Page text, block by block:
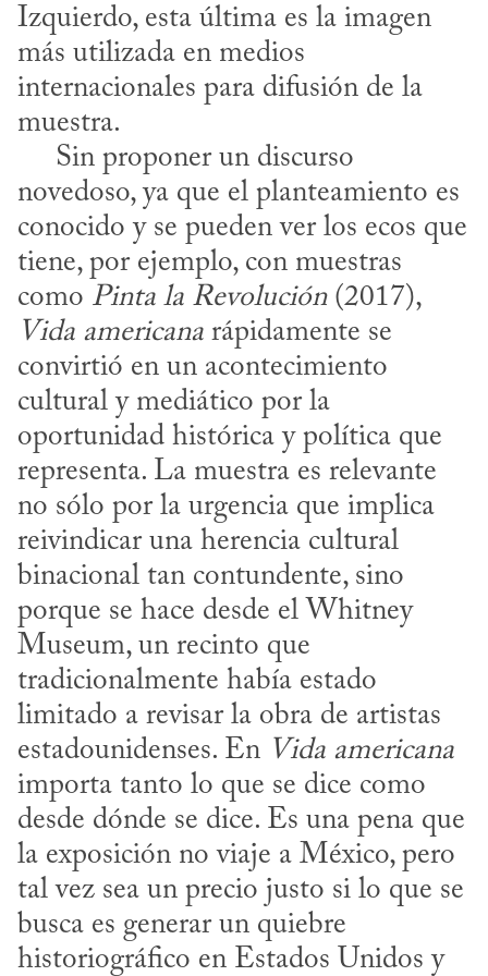
Izquierdo, esta última es la imagen
más utilizada en medios
internacionales para difusión de la
muestra.
novedoso, ya que el planteamiento es
conocido y se pueden ver los ecos que
tiene, por ejemplo, con muestras
como Pinta la Revolución
(2017),
Vida americana rápidamente se
convirtió en un acontecimiento
cultural y mediático por la
oportunidad histórica y política que
representa. La muestra es relevante
no sólo por la urgencia que implica
reivindicar una herencia cultural
binacional tan contundente, sino
porque se hace desde el Whitney
Museum, un recinto que
tradicionalmente había estado
limitado a revisar la obra de artistas
estadounidenses. En Vida americana
importa tanto lo que se dice como
desde dónde se dice. Es una pena que
la exposición no viaje a México, pero
tal vez sea un precio justo si lo que se
busca es generar un quiebre
historiográfico en Estados Unidos y